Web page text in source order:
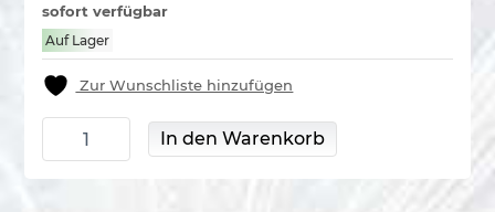
sofort verfügbar
Auf Lager
Zur Wunschliste hinzufügen
Crackling Carpet Menge
In den Warenkorb